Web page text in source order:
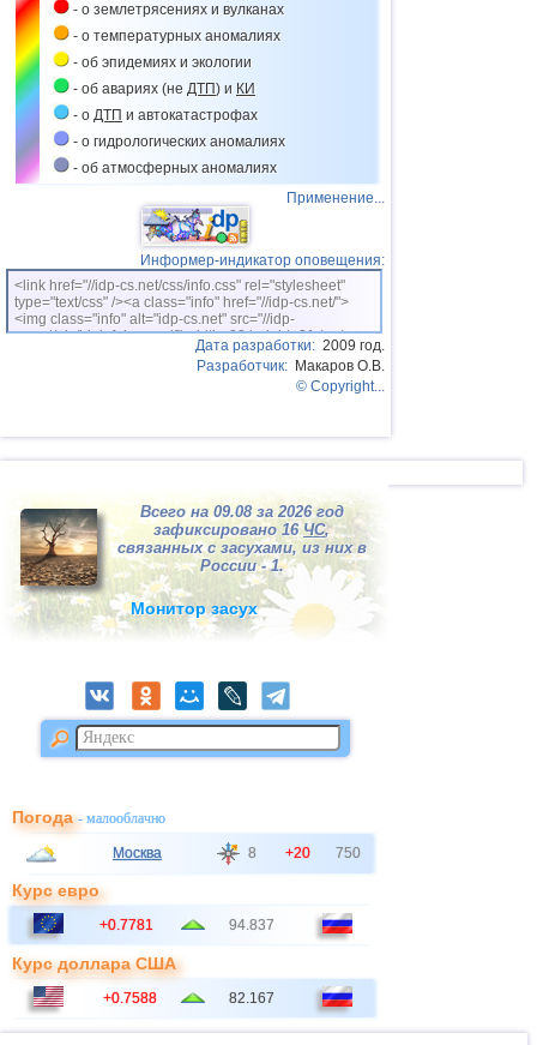
- о землетрясениях и вулканах
- о температурных аномалиях
- об эпидемиях и экологии
- об авариях (не ДТП) и КИ
- о ДТП и автокатастрофах
- о гидрологических аномалиях
- об атмосферных аномалиях
Применение...
Информер-индикатор оповещения:
<link href="//idp-cs.net/css/info.css" rel="stylesheet"
type="text/css" /><a class="info" href="//idp-cs.net/">
<img class="info" alt="idp-cs.net" src="//idp-
cs.net/pix/idpinfok_sm.gif" width=88 height=31 /></a>
Дата разработки: 2009 год.
Разработчик: Макаров О.В.
© Copyright...
Всего на 09.08 за 2026 год
зафиксировано 16ЧС,
связанных с засухами, из них в
России - 1.
Монитор засух
Погода- малооблачно
Москва 8 +20 750
Курс евро
+0.7781 94.837
Курс доллара США
+0.7588 82.167